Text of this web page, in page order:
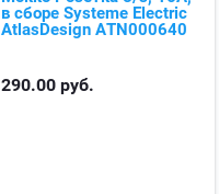
в сборе Systeme Electric
AtlasDesign ATN000640
290.00 руб.